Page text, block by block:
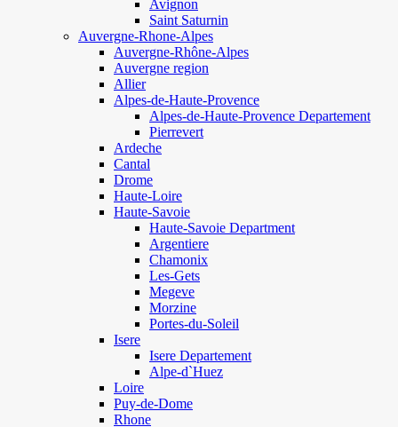
Avignon
Saint Saturnin
Auvergne-Rhone-Alpes
Auvergne-Rhône-Alpes
Auvergne region
Allier
Alpes-de-Haute-Provence
Alpes-de-Haute-Provence Departement
Pierrevert
Ardeche
Cantal
Drome
Haute-Loire
Haute-Savoie
Haute-Savoie Department
Argentiere
Chamonix
Les-Gets
Megeve
Morzine
Portes-du-Soleil
Isere
Isere Departement
Alpe-d`Huez
Loire
Puy-de-Dome
Rhone